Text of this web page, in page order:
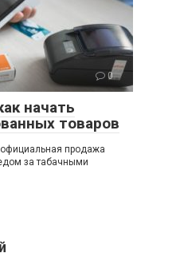
0
начать
товаров
продажа
за табачными